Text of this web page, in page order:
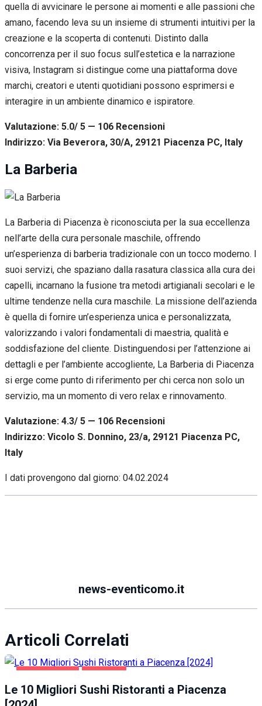
quella di avvicinare le persone ai momenti e alle passioni che
amano, facendo leva su un insieme di strumenti intuitivi per la
creazione e la scoperta di contenuti. Distinto dalla
concorrenza per il suo focus sull’estetica e la narrazione
visiva, Instagram si distingue come una piattaforma dove
marchi, creatori e utenti quotidiani possono esprimersi e
interagire in un ambiente dinamico e ispiratore.
Valutazione: 5.0/ 5 — 106 Recensioni
Indirizzo: Via Beverora, 30/A, 29121 Piacenza PC, Italy
La Barberia
La Barberia di Piacenza è riconosciuta per la sua eccellenza
nell’arte della cura personale maschile, offrendo
un’esperienza di barberia tradizionale con un tocco moderno. I
suoi servizi, che spaziano dalla rasatura classica alla cura dei
capelli, incarnano la fusione tra metodi artigianali secolari e le
ultime tendenze nella cura maschile. La missione dell’azienda
è quella di fornire un’esperienza unica e personalizzata,
valorizzando i valori fondamentali di maestria, qualità e
soddisfazione del cliente. Distinguendosi per l’attenzione ai
dettagli e per l’ambiente accogliente, La Barberia di Piacenza
si erge come punto di riferimento per chi cerca non solo un
servizio, ma un momento di vero relax e rinnovamento.
Valutazione: 4.3/ 5 — 106 Recensioni
Indirizzo: Vicolo S. Donnino, 23/a, 29121 Piacenza PC,
Italy
I dati provengono dal giorno: 04.02.2024
news-eventicomo.it
Articoli Correlati
Le 10 Migliori Sushi Ristoranti a Piacenza